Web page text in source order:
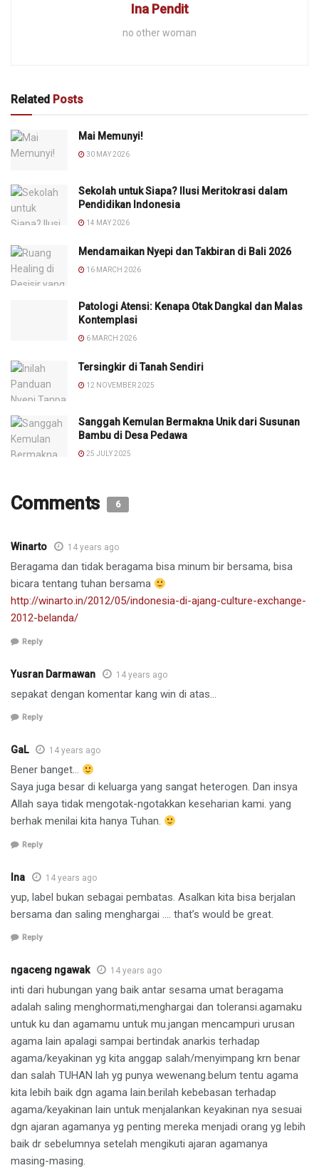
Ina Pendit
no other woman
Related Posts
Mai Memunyi!
30 MAY 2026
Sekolah untuk Siapa? Ilusi Meritokrasi dalam
Pendidikan Indonesia
14 MAY 2026
Mendamaikan Nyepi dan Takbiran di Bali 2026
16 MARCH 2026
Patologi Atensi: Kenapa Otak Dangkal dan Malas
Kontemplasi
6 MARCH 2026
Tersingkir di Tanah Sendiri
12 NOVEMBER 2025
Sanggah Kemulan Bermakna Unik dari Susunan
Bambu di Desa Pedawa
25 JULY 2025
Comments 6
Winarto 14 years ago
Beragama dan tidak beragama bisa minum bir bersama, bisa
bicara tentang tuhan bersama
http://winarto.in/2012/05/indonesia-di-ajang-culture-exchange-
2012-belanda/
Reply
Yusran Darmawan 14 years ago
sepakat dengan komentar kang win di atas…
Reply
GaL 14 years ago
Bener banget…
Saya juga besar di keluarga yang sangat heterogen. Dan insya
Allah saya tidak mengotak-ngotakkan keseharian kami. yang
berhak menilai kita hanya Tuhan.
Reply
Ina 14 years ago
yup, label bukan sebagai pembatas. Asalkan kita bisa berjalan
bersama dan saling menghargai …. that’s would be great.
Reply
ngaceng ngawak 14 years ago
inti dari hubungan yang baik antar sesama umat beragama
adalah saling menghormati,menghargai dan toleransi.agamaku
untuk ku dan agamamu untuk mu.jangan mencampuri urusan
agama lain apalagi sampai bertindak anarkis terhadap
agama/keyakinan yg kita anggap salah/menyimpang krn benar
dan salah TUHAN lah yg punya wewenang.belum tentu agama
kita lebih baik dgn agama lain.berilah kebebasan terhadap
agama/keyakinan lain untuk menjalankan keyakinan nya sesuai
dgn ajaran agamanya yg penting mereka menjadi orang yg lebih
baik dr sebelumnya setelah mengikuti ajaran agamanya
masing-masing.